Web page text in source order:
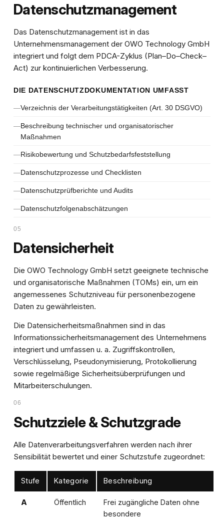
Datenschutzmanagement
Das Datenschutzmanagement ist in das
Unternehmensmanagement der OWO Technology GmbH
integriert und folgt dem PDCA-Zyklus (Plan–Do–Check–
Act) zur kontinuierlichen Verbesserung.
DIE DATENSCHUTZDOKUMENTATION UMFASST
Verzeichnis der Verarbeitungstätigkeiten (Art. 30 DSGVO)
Beschreibung technischer und organisatorischer
Maßnahmen
Risikobewertung und Schutzbedarfsfeststellung
Datenschutzprozesse und Checklisten
Datenschutzprüfberichte und Audits
Datenschutzfolgenabschätzungen
05
Datensicherheit
Die OWO Technology GmbH setzt geeignete technische
und organisatorische Maßnahmen (TOMs) ein, um ein
angemessenes Schutzniveau für personenbezogene
Daten zu gewährleisten.
Die Datensicherheitsmaßnahmen sind in das
Informationssicherheitsmanagement des Unternehmens
integriert und umfassen u. a. Zugriffskontrollen,
Verschlüsselung, Pseudonymisierung, Protokollierung
sowie regelmäßige Sicherheitsüberprüfungen und
Mitarbeiterschulungen.
06
Schutzziele & Schutzgrade
Alle Datenverarbeitungsverfahren werden nach ihrer
Sensibilität bewertet und einer Schutzstufe zugeordnet:
Stufe Kategorie Beschreibung
A Öffentlich
Frei zugängliche Daten ohne
besondere